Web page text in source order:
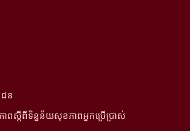
ន
ស្ដីពីទិន្នន័យសុខភាពអ្នកប្រើប្រាស់